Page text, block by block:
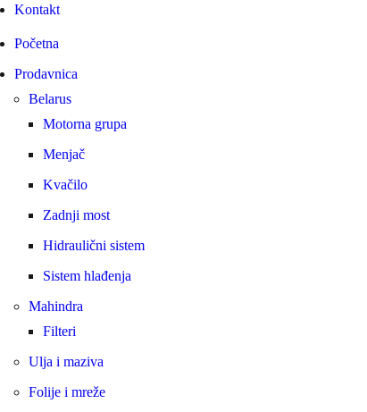
Kontakt
Početna
Prodavnica
Belarus
Motorna grupa
Menjač
Kvačilo
Zadnji most
Hidraulični sistem
Sistem hlađenja
Mahindra
Filteri
Ulja i maziva
Folije i mreže